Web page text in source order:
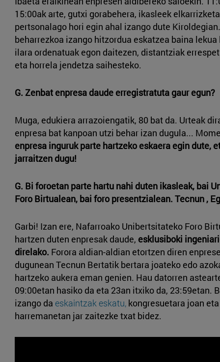
15:00ak arte, gutxi gorabehera, ikasleek
pertsonalago hori egin ahal izango dute
beharrezkoa izango hitzordua eskatzea baina lekua
ilara ordenatuak egon daitezen, distantziak
eta horrela jendetza saihesteko.
G. Zenbat enpresa daude erregistratuta gaur egun?
Muga, edukiera arrazoiengatik, 80 bat da. Urteak
enpresa bat kanpoan utzi behar izan dugula...
enpresa inguruk parte hartzeko eskaera egin dute,
jarraitzen dugu!
G. Bi foroetan parte hartu nahi duten ikasleak, bai
Foro Birtualean, bai foro presentzialean. Tecnun ,
Garbi! Izan ere, Nafarroako Unibertsitateko Foro
hartzen duten enpresak daude, esklusiboki
direlako. Forora aldian-aldian etortzen diren
dugunean Tecnun Bertatik bertara joateko edo
hartzeko aukera eman genien. Hau datorren
09:00etan hasiko da eta 23an itxiko da, 23:59etan.
izango da eskaintzak eskatu, kongresuetara joan
harremanetan jar zaitezke txat bidez.